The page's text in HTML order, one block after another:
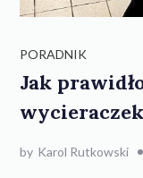
PORADNIK
Jak
by Karol Rutkowski